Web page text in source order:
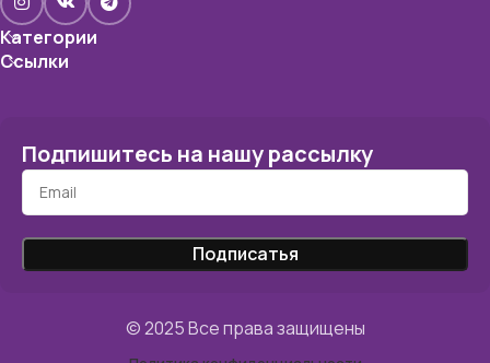
Категории
Ссылки
Подпишитесь на нашу рассылку
© 2025 Все права защищены